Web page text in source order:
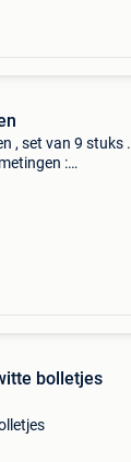
, set van 9 stuks .
:
bolletjes